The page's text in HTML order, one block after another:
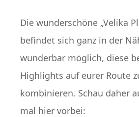
Die wunderschöne „Velika
befindet sich ganz in der
wunderbar möglich, diese
Highlights auf eurer Route
kombinieren. Schau daher
mal hier vorbei: